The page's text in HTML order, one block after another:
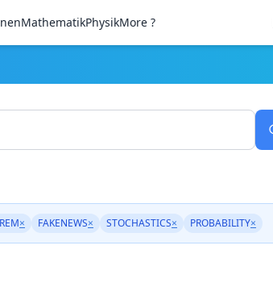
MathematikPhysikMore ?
× FAKENEWS× STOCHASTICS× PROBABILITY×